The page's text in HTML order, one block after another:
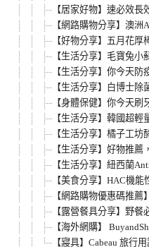
【居家好物】速必效
【網路購物分享】澳
【好物分享】五月花
【生活分享】毛寶兔
【生活分享】你今天
【生活分享】白博士
【身體保健】你今天
【生活分享】韓國超
【生活分享】橘子工
【生活分享】好物推
【生活分享】紐西蘭
【美食分享】HAC機
【網路購物優惠碼推
【露營餐具分享】野
【海外網購】
【寢具】Cabeau 旅行